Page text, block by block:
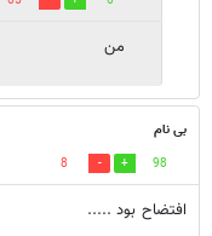
من
بی نام
98
8
افتضاح بود .....